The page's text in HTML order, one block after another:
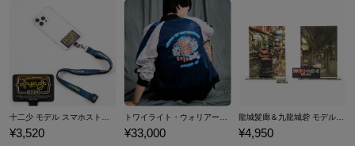
代表に選出されるなど、香港のアクション映画史に新たな歴史を刻みま
した。日本でも2025年1月の封切りから、4月には小林親弘氏、堀内賢雄
氏らが出演する日本語吹き替え版も公開され、現在もロングラン上映中
です。 7月には先行配信がスタート、10月には待望のUHD、Blu-ray、DV
Dが発売予定です。続編や前日譚も鋭意進行中とのことで、今後の展開
から目が離せません。 ここでは、『トワイライト・ウォリアーズ 決戦！
九龍城砦』のコラボスカジャン、スマホストラップ&フォンタブ、刺繍
ポーチ、ジオラマアクリルスタンドセットなどをご紹介いたします。
¥3,520 ¥33,000 ¥4,950